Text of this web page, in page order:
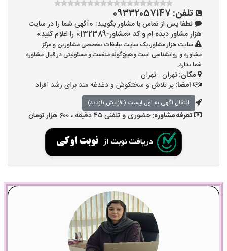
تلفن: 09332057147
لطفا پس از تماس با مشاور بگویید: «آگهی شما را در سایت
هزار مشاور دیده ام و کد «مشاور-132389» را اعلام کنید»
سایت هزار مشاور،یک سایت تبلیغات تخصصی مشاورین و مرکز
مشاوره و روانشناسی است وهیچ‌گونه منفعت و مسئولیتی در قبال مشاوره
شما ندارد.
مکان:تهران - تهران
امضا:پر تلاش و سختکوش و دغدغه مند برای رشد افراد
انتقال آگهی به اول لیست (افزایش بازدید)
تعرفه مشاوره:حضوری و تلفنی ۴۵ دقیقه ، ۶۰۰ هزار تومان